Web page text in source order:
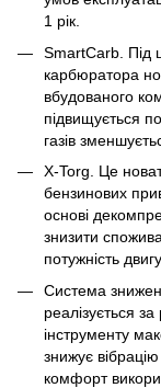
1 рік.
SmartCarb. Під
карбюратора
вбудованого
підвищується
газів
X-Torg. Це
бензинових
основі
знизити
потужність
Система
реалізується
інструменту
знижує
комфорт